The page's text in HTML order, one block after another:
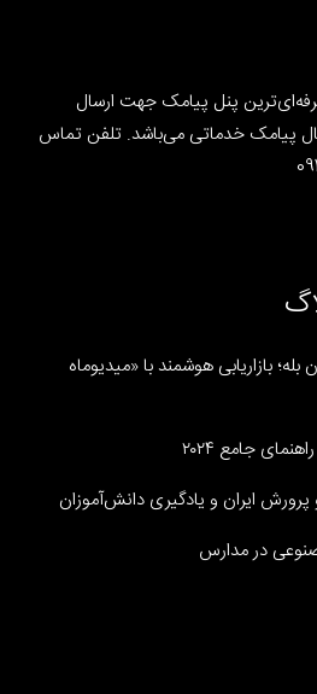
پنل پیامک جهت ارسال
پیامک خدماتی می‌باشد. تلفن تماس
بازاریابی هوشمند با «میدیوماه
جامع ۲۰۲۴
ایران و یادگیری دانش‌آموزان
در مدارس